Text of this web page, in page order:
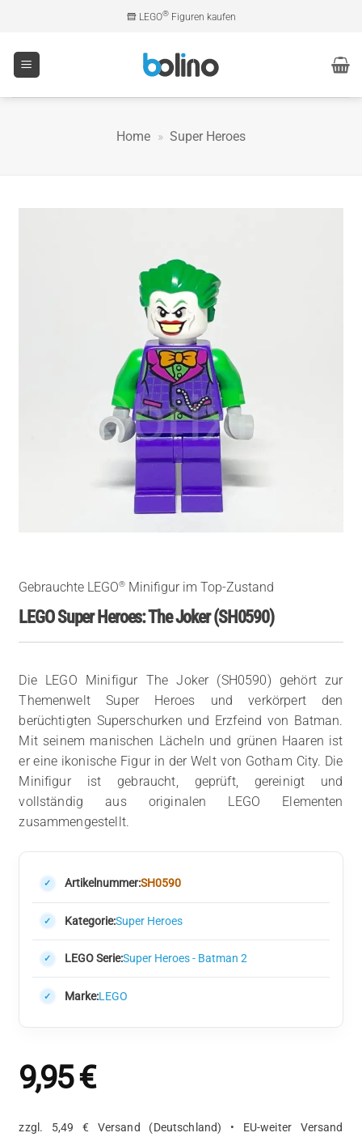
springen
LEGO®Figuren kaufen
Home » Super Heroes
Gebrauchte LEGO® Minifigur im Top-Zustand
LEGO Super Heroes: The Joker (SH0590)
Die LEGO Minifigur The Joker (SH0590) gehört zur
Themenwelt Super Heroes und verkörpert den
berüchtigten Superschurken und Erzfeind von Batman.
Mit seinem manischen Lächeln und grünen Haaren ist
er eine ikonische Figur in der Welt von Gotham City. Die
Minifigur ist gebraucht, geprüft, gereinigt und
vollständig aus originalen LEGO Elementen
zusammengestellt.
Artikelnummer:SH0590
Kategorie:Super Heroes
LEGO Serie:Super Heroes - Batman 2
Marke:LEGO
9,95€
zzgl. 5,49 € Versand (Deutschland) • EU-weiter Versand